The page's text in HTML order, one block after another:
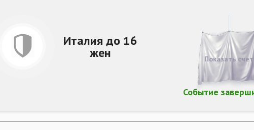
Италия до 16
жен
Событие
Показать счет